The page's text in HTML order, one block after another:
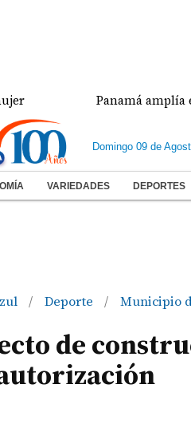
Panamá amplía
Domingo 09 de
VARIEDADES DEPORTES
/ Deporte / Municipio
de